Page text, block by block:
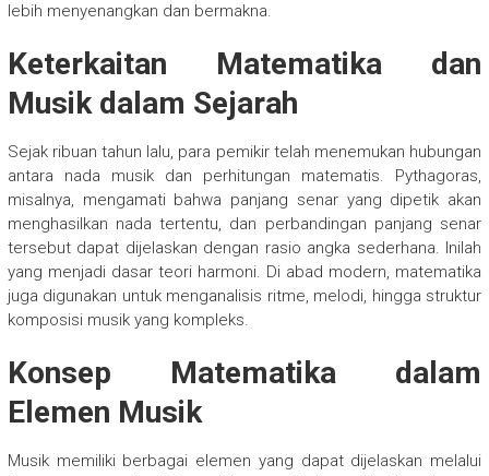
lebih menyenangkan dan bermakna.
Keterkaitan Matematika dan
Musik dalam Sejarah
Sejak ribuan tahun lalu, para pemikir telah menemukan hubungan
antara nada musik dan perhitungan matematis. Pythagoras,
misalnya, mengamati bahwa panjang senar yang dipetik akan
menghasilkan nada tertentu, dan perbandingan panjang senar
tersebut dapat dijelaskan dengan rasio angka sederhana. Inilah
yang menjadi dasar teori harmoni. Di abad modern, matematika
juga digunakan untuk menganalisis ritme, melodi, hingga struktur
komposisi musik yang kompleks.
Konsep Matematika dalam
Elemen Musik
Musik memiliki berbagai elemen yang dapat dijelaskan melalui